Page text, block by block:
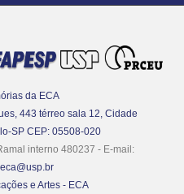
da ECA
443 térreo sala 12, Cidade
SP CEP: 05508-020
interno 480237 - E-mail:
e Artes - ECA